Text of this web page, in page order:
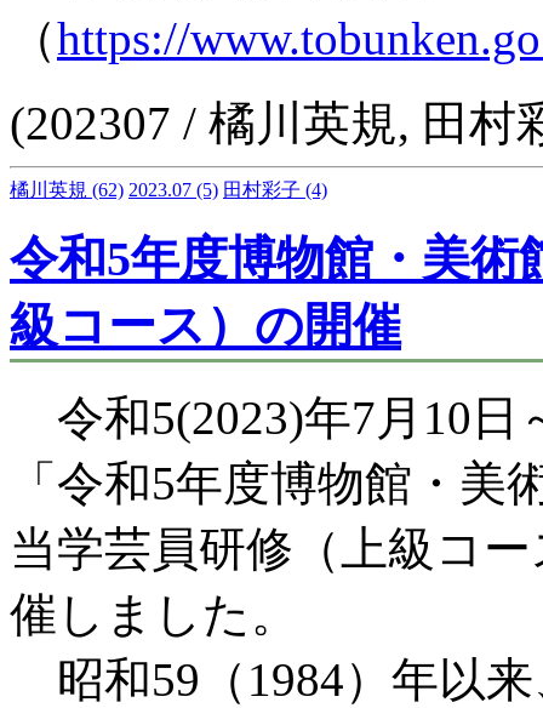
（https://
(202307 / 橘川英規, 田村
橘川英規 (62) 2023.07 (5) 田村彩子 (4)
令和5年度博物館・美術
級コース）の開催
令和5(2023)年7月10日
「令和5年度博物館・美
当学芸員研修（上級コ
催しました。
昭和59（1984）年以